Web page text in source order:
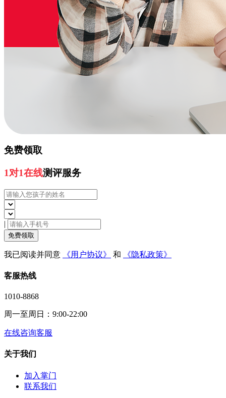
免费领取
1对1在线测评服务
|
免费领取
我已阅读并同意 《用户协议》 和 《隐私政策》
客服热线
1010-8868
周一至周日：9:00-22:00
在线咨询客服
关于我们
加入掌门
联系我们